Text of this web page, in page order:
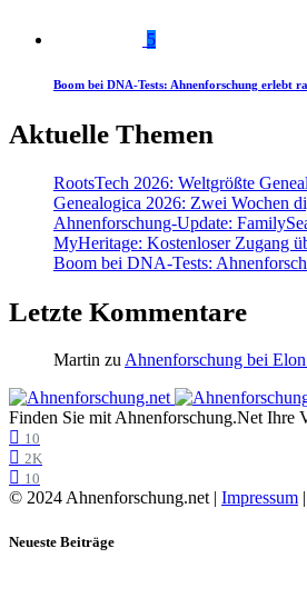
5
Boom bei DNA-Tests: Ahnenforschung erlebt
Aktuelle Themen
RootsTech 2026: Weltgrößte
Genealogica 2026: Zwei Wochen
Ahnenforschung-Update:
MyHeritage: Kostenloser Zugang
Boom bei DNA-Tests:
Letzte Kommentare
Martin zu Ahnenforschung bei
Finden Sie mit Ahnenforschung.Net Ihre
10
2K
10
© 2024 Ahnenforschung.net | Impressum |
Neueste Beiträge